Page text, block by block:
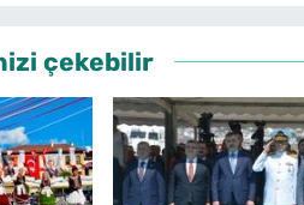
çekebilir